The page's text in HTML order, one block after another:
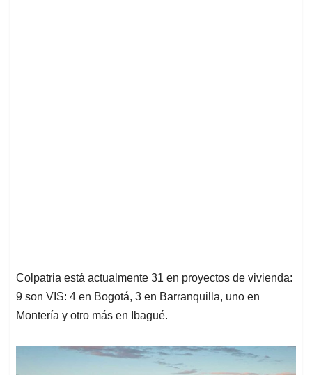
Colpatria está actualmente 31 en proyectos de vivienda:
9 son VIS: 4 en Bogotá, 3 en Barranquilla, uno en
Montería y otro más en Ibagué.